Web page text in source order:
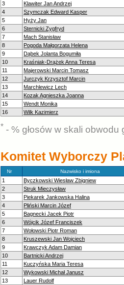
3
Klawiter Jan Andrzej
4
Szymczak Edward Kasper
5
Hyży Jan
6
Sternicki Zygfryd
7
Mach Stanisław
8
Pogoda Małgorzata Helena
9
Dąbek Jolanta Bogumiła
10
Kraśniak-Drążek Anna Teresa
11
Majerowski Marcin Tomasz
12
Jurczyk Krzysztof Marcin
13
Marchlewicz Lech
14
Kozak Agnieszka Joanna
15
Wendt Monika
16
Wilk Kazimierz
* - % głosów w skali obwodu
Komitet Wyborczy
Nr Nazwisko i imiona
1
Byczkowski Wiesław Zbigniew
2
Struk Mieczysław
3
Piekarek Jankowska Halina
4
Pliński Marcin Józef
5
Bagnecki Jacek Piotr
6
Wójcik Józef Franciszek
7
Wołowski Piotr Roman
8
Kruszewski Jan Wojciech
9
Krawczyk Adam Damian
10
Bartnicki Andrzej
11
Kuczyńska Maria Teresa
12
Wykowski Michał Janusz
13
Lauer Rudolf